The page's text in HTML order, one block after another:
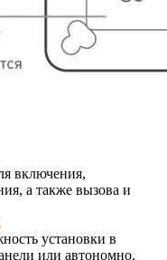
включения,
а также вызова и
установки в
или автономно.